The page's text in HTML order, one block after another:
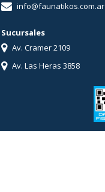
info@faunatikos.com.ar
Sucursales
Av. Cramer 2109
Av. Las Heras 3858